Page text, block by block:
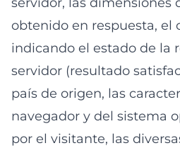
obtenido en respuesta, el
indicando el estado de la
servidor (resultado
país de origen, las
navegador y del sistema
por el visitante, las